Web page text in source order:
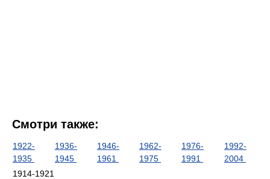
Смотри также:
1922-
1935
1936-
1945
1946-
1961
1962-
1975
1976-
1991
1992-
2004
1914-1921